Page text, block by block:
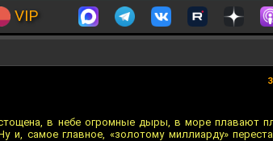
VIP
в небе огромные дыры, в море плавают
и, самое главное, «золотому миллиарду»